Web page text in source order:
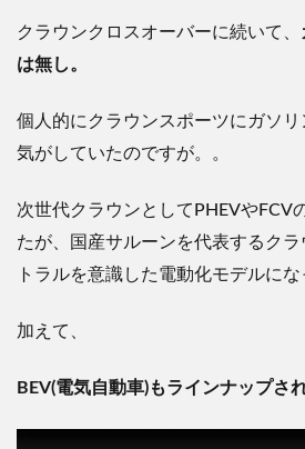
クラウンクロスオーバーに続いて、
は無し。
個人的にクラウンスポーツにガソ
気がしていたのですが。。
次世代クラウンとしてPHEVやFCV
たが、国産サルーンを代表するク
トラルを意識した電動化モデルにな
加えて、
BEV(電気自動車)もラインナップされ